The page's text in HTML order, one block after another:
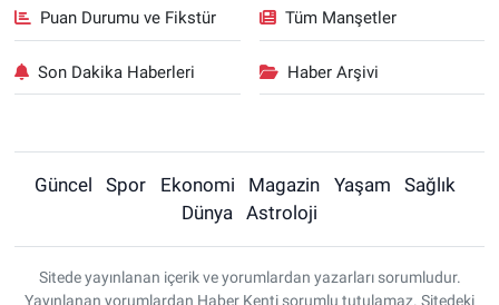
Puan Durumu ve Fikstür Tüm Manşetler
Son Dakika Haberleri Haber Arşivi
Güncel Spor Ekonomi Magazin Yaşam
Sağlık
Dünya
Astroloji
Sitede yayınlanan içerik ve yorumlardan yazarları sorumludur.
Yayınlanan yorumlardan Haber Kenti sorumlu tutulamaz. Sitedeki